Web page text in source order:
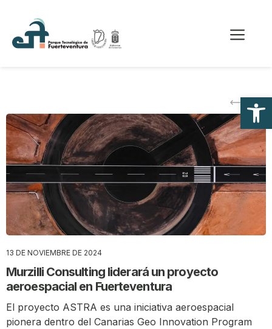
Abrir
contenido
13 DE NOVIEMBRE DE 2024
Murzilli Consulting liderará un proyecto
aeroespacial en Fuerteventura
El proyecto ASTRA es una iniciativa aeroespacial
pionera dentro del Canarias Geo Innovation Program